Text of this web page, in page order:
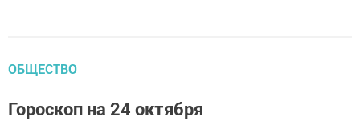
ОБЩЕСТВО
Гороскоп на 24 октября